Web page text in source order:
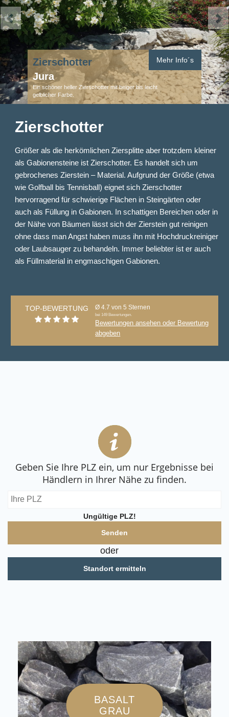
Mehr Info´s
Zierschotter
Jura
Ein schöner heller Zierschotter mit beiger bis leicht
gelblicher Farbe.
TOP-BEWERTUNG Ø 4.7 von 5 Sternen
bei 149 Bewertungen.
Bewertungen ansehen oder Bewertung
abgeben
Zierschotter
Größer als die herkömlichen Ziersplitte aber trotzdem kleiner
als Gabionensteine ist Zierschotter. Es handelt sich um
gebrochenes Zierstein – Material. Aufgrund der Größe (etwa
wie Golfball bis Tennisball) eignet sich Zierschotter
hervorragend für schwierige Flächen in Steingärten oder
auch als Füllung in Gabionen. In schattigen Bereichen oder in
der Nähe von Bäumen lässt sich der Zierstein gut reinigen
ohne dass man Angst haben muss ihn mit Hochdruckreiniger
oder Laubsauger zu behandeln. Immer beliebter ist er auch
als Füllmaterial in engmaschigen Gabionen.
Geben Sie Ihre PLZ ein, um nur Ergebnisse bei
Händlern in Ihrer Nähe zu finden.
Ungültige PLZ!
oder
Standort ermitteln
BASALT
GRAU